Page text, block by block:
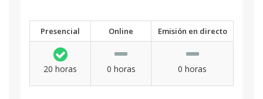
Presencial Online Emisión en directo
20 horas 0 horas 0 horas